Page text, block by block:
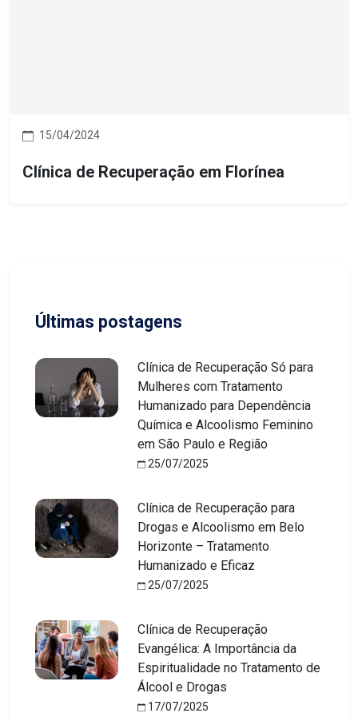
15/04/2024
Clínica de Recuperação em Florínea
Últimas postagens
Clínica de Recuperação Só para
Mulheres com Tratamento
Humanizado para Dependência
Química e Alcoolismo Feminino
em São Paulo e Região
25/07/2025
Clínica de Recuperação para
Drogas e Alcoolismo em Belo
Horizonte – Tratamento
Humanizado e Eficaz
25/07/2025
Clínica de Recuperação
Evangélica: A Importância da
Espiritualidade no Tratamento de
Álcool e Drogas
17/07/2025